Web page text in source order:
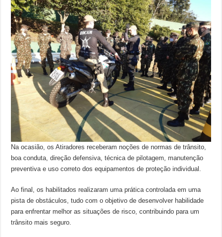
Na ocasião, os Atiradores receberam noções de normas de trânsito,
boa conduta, direção defensiva, técnica de pilotagem, manutenção
preventiva e uso correto dos equipamentos de proteção individual.
Ao final, os habilitados realizaram uma prática controlada em uma
pista de obstáculos, tudo com o objetivo de desenvolver habilidade
para enfrentar melhor as situações de risco, contribuindo para um
trânsito mais seguro.